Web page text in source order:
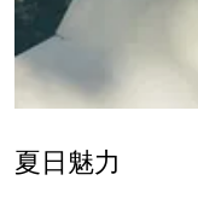
夏日魅力